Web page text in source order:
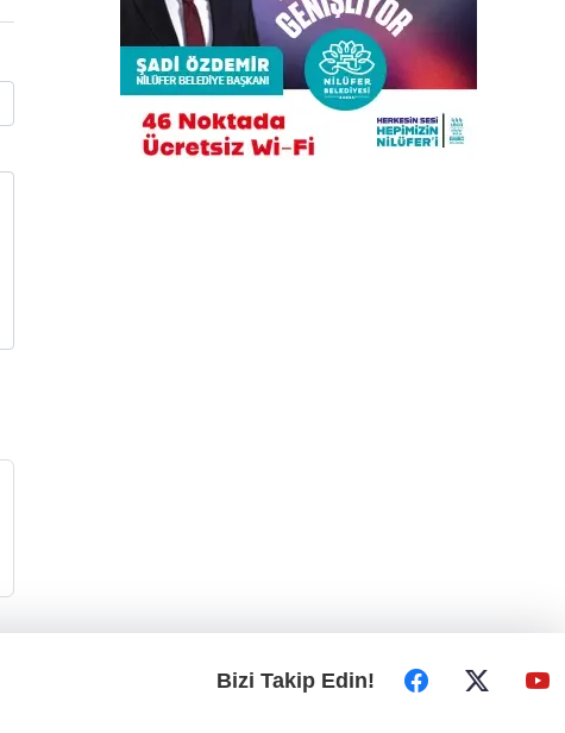
Kahvehaneye gelen sincabı elleriyle besledi
DAĞDER ve BUMEV'den eğitim için güç
birliği
Bizi Takip Edin!